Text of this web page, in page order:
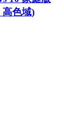
高色域)